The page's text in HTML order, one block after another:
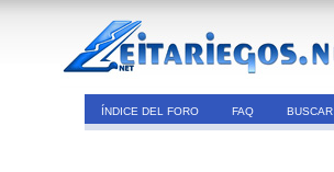
ÍNDICE DEL FORO FAQ BUSCAR